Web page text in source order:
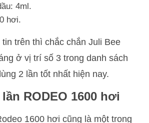
4ml.
hơi.
trên thì chắc chắn Juli Bee
ở vị trí số 3 trong danh sách
2 lần tốt nhất hiện nay.
RODEO 1600 hơi
1600 hơi cũng là một trong